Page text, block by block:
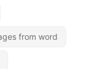
from word